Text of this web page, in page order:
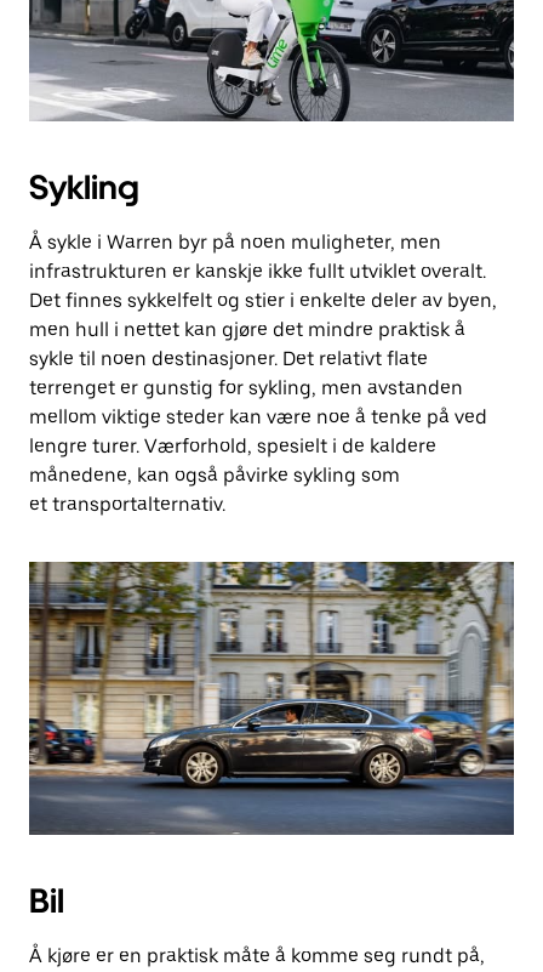
Sykling
Å sykle i Warren byr på noen muligheter, men
infrastrukturen er kanskje ikke fullt utviklet overalt.
Det finnes sykkelfelt og stier i enkelte deler av byen,
men hull i nettet kan gjøre det mindre praktisk å
sykle til noen destinasjoner. Det relativt flate
terrenget er gunstig for sykling, men avstanden
mellom viktige steder kan være noe å tenke på ved
lengre turer. Værforhold, spesielt i de kaldere
månedene, kan også påvirke sykling som
et transportalternativ.
Bil
Å kjøre er en praktisk måte å komme seg rundt på,